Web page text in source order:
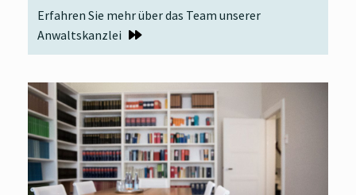
Erfahren Sie mehr über das Team unserer
Anwaltskanzlei